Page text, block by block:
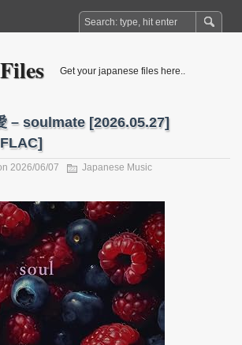
Get your japanese files here..
– soulmate [2026.05.27]
2026/06/07 Japanese Music